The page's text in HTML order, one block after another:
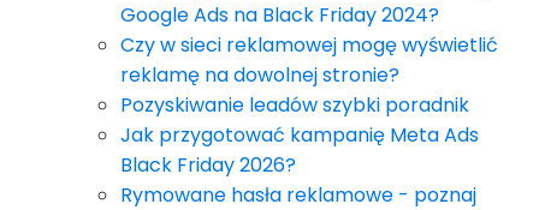
Google Ads na Black Friday 2024?
Czy w sieci reklamowej mogę wyświetlić
reklamę na dowolnej stronie?
Pozyskiwanie leadów szybki poradnik
Jak przygotować kampanię Meta Ads
Black Friday 2026?
Rymowane hasła reklamowe - poznaj